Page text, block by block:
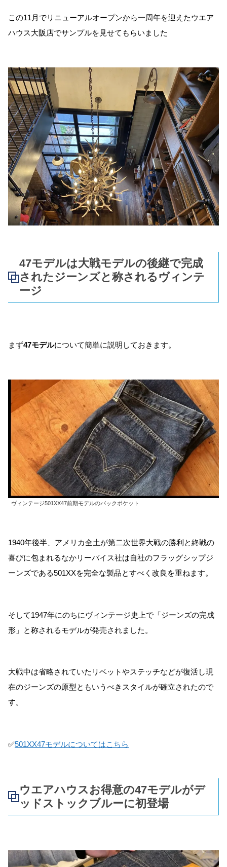
この11月でリニューアルオープンから一周年を迎えたウエア
ハウス大阪店でサンプルを見せてもらいました
47モデルは大戦モデルの後継で完成
されたジーンズと称されるヴィンテ
ージ
まず47モデルについて簡単に説明しておきます。
ヴィンテージ501XX47前期モデルのバックポケット
1940年後半、アメリカ全土が第二次世界大戦の勝利と終戦の
喜びに包まれるなかリーバイス社は自社のフラッグシップジ
ーンズである501XXを完全な製品とすべく改良を重ねます。
そして1947年にのちにヴィンテージ史上で「ジーンズの完成
形」と称されるモデルが発売されました。
大戦中は省略されていたリベットやステッチなどが復活し現
在のジーンズの原型ともいうべきスタイルが確立されたので
す。
✅501XX47モデルについてはこちら
ウエアハウスお得意の47モデルがデ
ッドストックブルーに初登場